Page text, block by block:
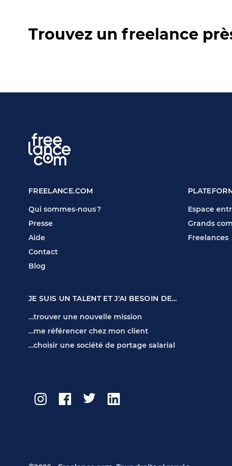
Trouvez un freelance
FREELANCE.COM
Qui sommes-nous ?
Presse
Aide
Contact
Blog
Espace
Grands
Freelances
JE SUIS UN TALENT ET J'AI BESOIN DE…
…trouver une nouvelle mission
…me référencer chez mon client
…choisir une société de portage salarial